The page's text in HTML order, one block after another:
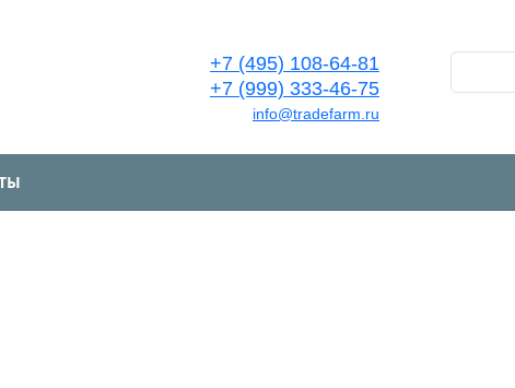
+7 (495) 108-64-81
+7 (999) 333-46-75
info@tradefarm.ru